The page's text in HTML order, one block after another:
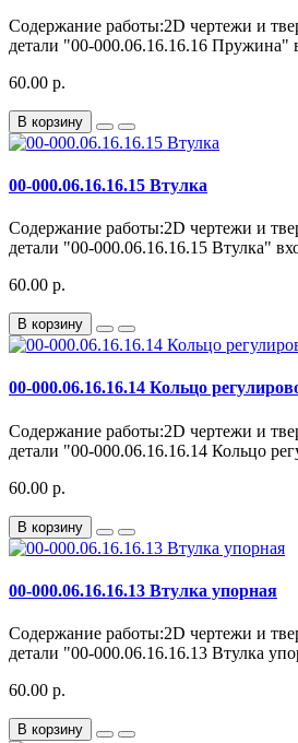
Содержание работы:2D чертежи и
детали "00-000.06.16.16.16 Пружина"
60.00 р.
В корзину
00-000.06.16.16.15 Втулка
Содержание работы:2D чертежи и
детали "00-000.06.16.16.15 Втулка"
60.00 р.
В корзину
00-000.06.16.16.14 Кольцо
Содержание работы:2D чертежи и
детали "00-000.06.16.16.14 Кольцо
60.00 р.
В корзину
00-000.06.16.16.13 Втулка упорная
Содержание работы:2D чертежи и
детали "00-000.06.16.16.13 Втулка
60.00 р.
В корзину